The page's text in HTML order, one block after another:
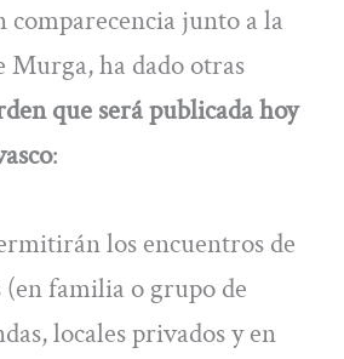
comparecencia junto a la
Murga, ha dado otras
que será publicada hoy
:
los encuentros de
(en familia o grupo de
locales privados y en